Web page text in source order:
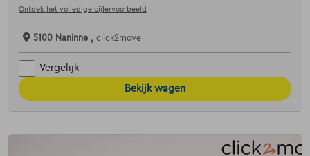
Ontdek het volledige cijfervoorbeeld
5100 Naninne , click2move
Vergelijk
Bekijk wagen